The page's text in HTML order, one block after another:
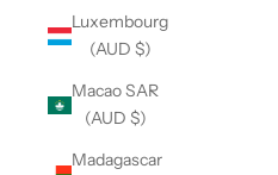
Luxembourg
(AUD $)
Macao SAR
(AUD $)
Madagascar